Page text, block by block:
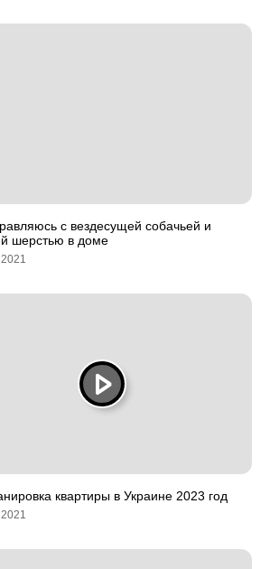
с вездесущей собачьей и
шерстью в доме
квартиры в Украине 2023 год